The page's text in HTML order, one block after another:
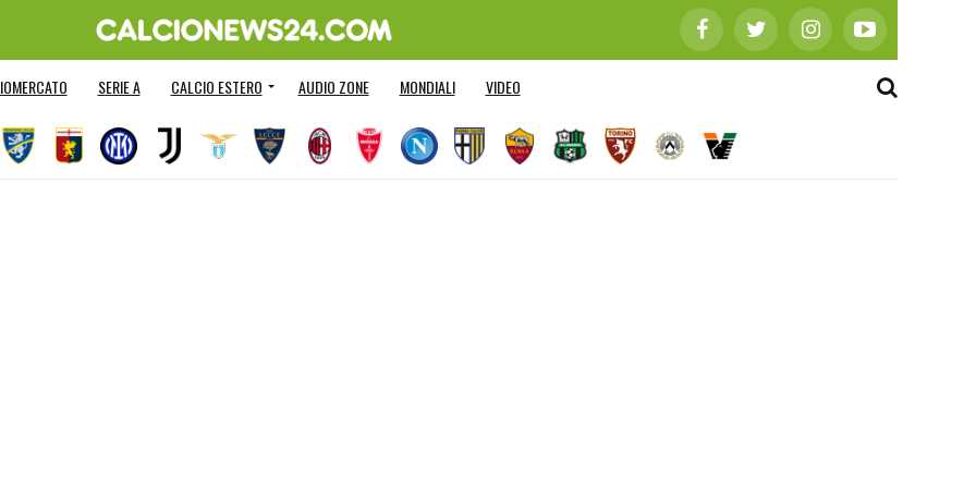
SERIE A CALCIO ESTERO AUDIO ZONE MONDIALI VIDEO